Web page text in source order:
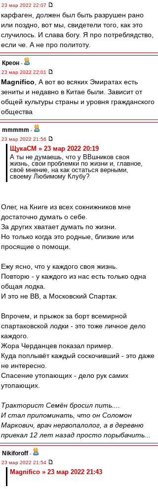
23 мар 2022 22:07
карфаген, должен был быть разрушен рано
или поздно, вот мы, свидетели того, как это
случилось. И слава богу. Я про потреблядство,
если че. А не про политоту.
Креон -
23 мар 2022 22:01
Magnifico , А вот во всяких Эмиратах есть
зениты и недавно в Китае были. Зависит от
общей культуры страны и уровня гражданского
общества
mmmmm -
23 мар 2022 21:56
ЩукаСМ » 23 мар 2022 20:19
А ты не думаешь, что у ВВшников своя
жизнь, свои проблемки по жизни и, главное,
своё мнение, на как остаться верными,
своему Любимому Клубу?
Олег, на Книге из всех сокнижников мне
достаточно думать о себе.
За других хватает думать по жизни.
Но только когда это родные, близкие или
просящие о помощи.
Ежу ясно, что у каждого своя жизнь.
Повторю - у каждого из нас есть только одна
общая лодка.
И это не ВВ, а Московский Спартак.
Впрочем, и прыжок за борт всемирной
спартаковской лодки - это тоже личное дело
каждого.
Жора Черданцев показал пример.
Куда поплывёт каждый соскочивший - это даже
не интересно.
Спасение утопающих - дело рук самих
утопающих.
Тракторист Семён бросил пить....
И стал припоминать, что он Соломон
Маркович, врач нервопалолог, а в деревню
приехал 12 лет назад просто порыбачить...
Nikiforoff -
23 мар 2022 21:54
Magnifico » 23 мар 2022 21:43